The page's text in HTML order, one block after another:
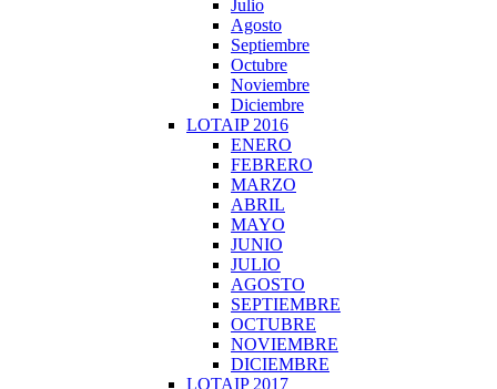
Julio
Agosto
Septiembre
Octubre
Noviembre
Diciembre
LOTAIP 2016
ENERO
FEBRERO
MARZO
ABRIL
MAYO
JUNIO
JULIO
AGOSTO
SEPTIEMBRE
OCTUBRE
NOVIEMBRE
DICIEMBRE
LOTAIP 2017